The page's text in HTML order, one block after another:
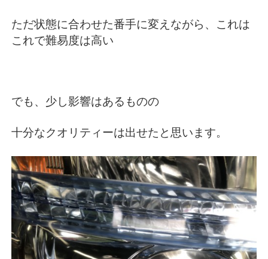
ただ状態に合わせた番手に変えながら、これは
これで難易度は高い
でも、少し影響はあるものの
十分なクオリティーは出せたと思います。